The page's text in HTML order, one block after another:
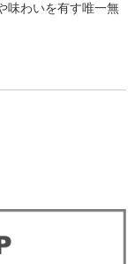
味わいを有す唯一無